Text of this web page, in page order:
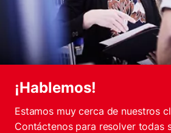
¡Hablemos!
Estamos muy cerca de nuestros
Contáctenos para resolver todas